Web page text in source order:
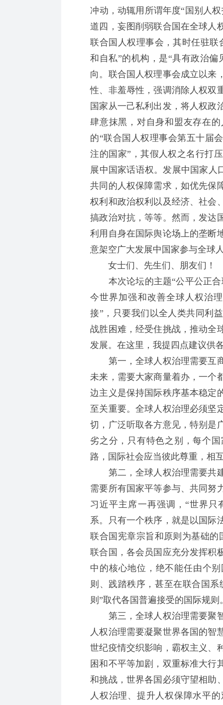
冲动，动辄用所谓年度“国别人
道四，妄图削弱联合国在全球人
联合国人权理事会，其时任驻
和自私”的机构，是“具有政治
向。联合国人权理事会成立以来
性、非羞辱性，强调消除人权双
国家从一己私利出发，将人权政
肆意抹黑，对自身和盟友存在
的“联合国人权理事会第五十届
注的国家”，其假人权之名行打
展中国家话语权。发展中国家人
共同的人权保障需求，如优先保
权利和政治权利以及经济、社会
搞政治对抗，等等。然而，发达
利用自身在国际舆论场上的垄断
意架空广大发展中国家参与全球
女士们、先生们、朋友们！
本次论坛的主题“公平公正合
今世界加强和改善全球人权治
接”，只要我们以全人类共同利
战胜困难，经受住挑战，推动全
发展。在这里，我提四点建议供
第一，全球人权治理需要互商
未来，需要大家商量着办，一个
边主义是保持国际秩序基本稳定
至关重要。全球人权治理必须坚
切，广泛听取各方意见，特别是
劣之分，只有特色之别，每个
路，国际社会应当彼此尊重，相
第二，全球人权治理需要共建
需要所有国家平等参与、共同努
习近平主席一再强调，“世界
系。只有一个秩序，就是以国际
联合国宪章宗旨和原则为基础
联合国，各会员国应充分发挥积
中的核心地位，绝不能任由个
则、践踏秩序，甚至在联合国
则”取代各国普遍接受的国际规则
第三，全球人权治理需要聚智
人权治理需要凝聚世界各国的智
世纪疫情交织影响，霸权主义、
困和不平等加剧，双重标准大行
和挑战，世界各国必须守望相助
人权治理、提升人权保障水平